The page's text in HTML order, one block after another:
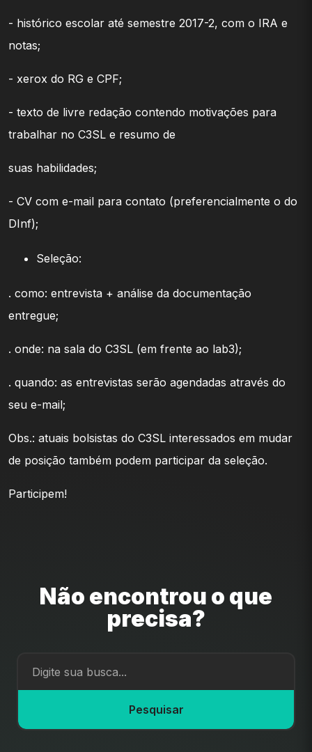
- histórico escolar até semestre 2017-2, com o IRA e
notas;
- xerox do RG e CPF;
- texto de livre redação contendo motivações para
trabalhar no C3SL e resumo de
suas habilidades;
- CV com e-mail para contato (preferencialmente o do
DInf);
Seleção:
. como: entrevista + análise da documentação
entregue;
. onde: na sala do C3SL (em frente ao lab3);
. quando: as entrevistas serão agendadas através do
seu e-mail;
Obs.: atuais bolsistas do C3SL interessados em mudar
de posição também podem participar da seleção.
Participem!
Não encontrou o que
precisa?
Pesquisar